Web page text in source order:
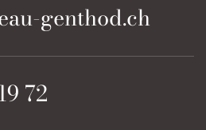
genthod.ch
72